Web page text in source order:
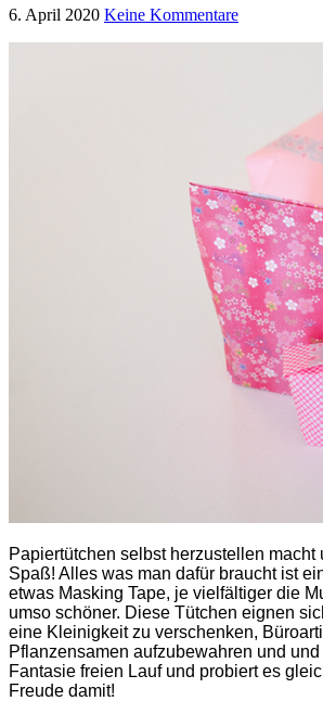
6. April 2020 Keine Kommentare
Papiertütchen selbst herzustellen macht
Spaß! Alles was man dafür braucht ist
etwas Masking Tape, je vielfältiger die
umso schöner. Diese Tütchen eignen
eine Kleinigkeit zu verschenken,
Pflanzensamen aufzubewahren und
Fantasie freien Lauf und probiert es
Freude damit!